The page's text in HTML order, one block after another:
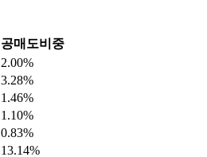
공매도비중
2.00%
3.28%
1.46%
1.10%
0.83%
13.14%